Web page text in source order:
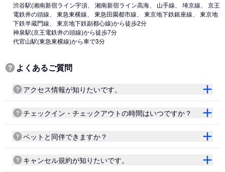
渋谷駅(湘南新宿ライン宇須、 湘南新宿ライン高海、 山手線、 埼京線、 京王
電鉄井の頭線、 東急東横線、 東急田園都市線、 東京地下鉄銀座線、 東京地
下鉄半蔵門線、 東京地下鉄副都心線)から徒歩2分
神泉駅(京王電鉄井の頭線)から徒歩7分
代官山駅(東急東横線)から車で3分
よくあるご質問
アクセス情報が知りたいです。
チェックイン・チェックアウトの時間はいつですか？
ペットと同伴できますか？
キャンセル規約が知りたいです。